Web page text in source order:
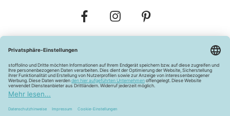
Widerrufsbelehrung Vertrag widerrufen
Barrierefreiheitserklärung